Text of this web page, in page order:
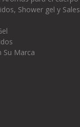
Shower gel y Sales
Su Marca